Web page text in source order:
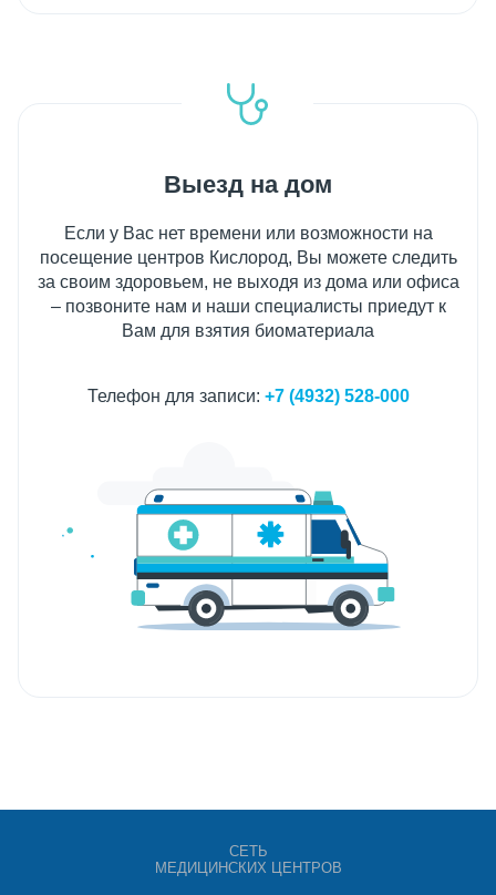
Выезд на дом
Если у Вас нет времени или возможности на
посещение центров Кислород, Вы можете следить
за своим здоровьем, не выходя из дома или офиса
– позвоните нам и наши специалисты приедут к
Вам для взятия биоматериала
Телефон для записи: +7 (4932) 528-000
СЕТЬ
МЕДИЦИНСКИХ ЦЕНТРОВ